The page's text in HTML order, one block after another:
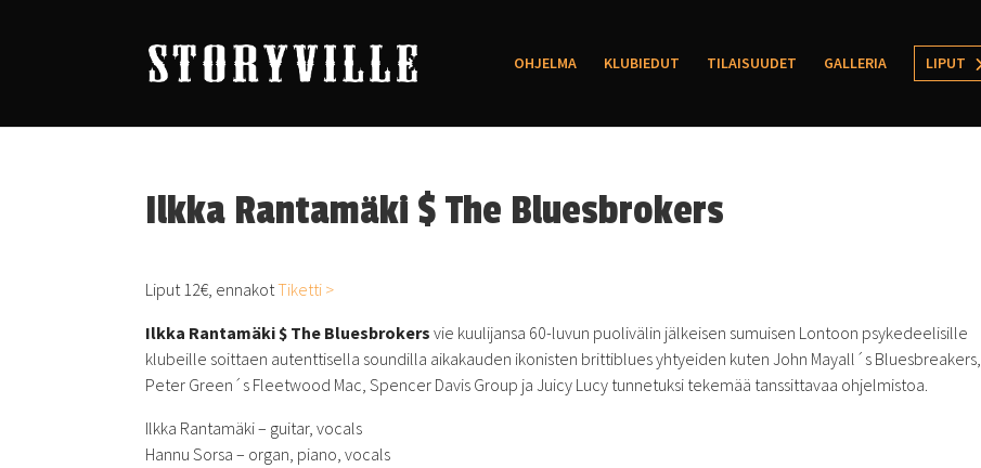
OHJELMA KLUBIEDUT TILAISUUDET GALLERIA LIPUT
Ilkka Rantamäki $ The Bluesbrokers
Liput 12€, ennakotTiketti >
Ilkka Rantamäki $ The Bluesbrokers vie kuulijansa 60-luvun puolivälin jälkeisen sumuisen Lontoon psykedeelisille
klubeille soittaen autenttisella soundilla aikakauden ikonisten brittiblues yhtyeiden kuten John Mayall´s Bluesbreakers,
Peter Green´s Fleetwood Mac, Spencer Davis Group ja Juicy Lucy tunnetuksi tekemää tanssittavaa ohjelmistoa.
Ilkka Rantamäki – guitar, vocals
Hannu Sorsa – organ, piano, vocals